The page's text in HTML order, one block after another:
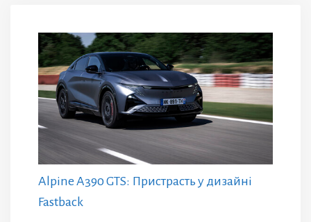
Alpine A390 GTS: Пристрасть у дизайні
Fastback